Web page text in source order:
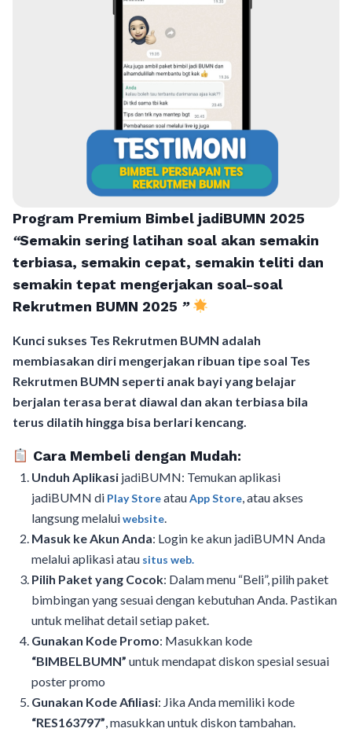
Program Premium Bimbel jadiBUMN 2025
“Semakin sering latihan soal akan semakin
terbiasa, semakin cepat, semakin teliti dan
semakin tepat mengerjakan soal-soal
Rekrutmen BUMN 2025 ”
Kunci sukses Tes Rekrutmen BUMN adalah
membiasakan diri mengerjakan ribuan tipe soal Tes
Rekrutmen BUMN seperti anak bayi yang belajar
berjalan terasa berat diawal dan akan terbiasa bila
terus dilatih hingga bisa berlari kencang.
Cara Membeli dengan Mudah:
Unduh Aplikasi jadiBUMN: Temukan aplikasi
jadiBUMN di Play StoreatauApp Store, atau akses
langsung melaluiwebsite.
Masuk ke Akun Anda: Login ke akun jadiBUMN Anda
melalui aplikasi atau situs web.
Pilih Paket yang Cocok: Dalam menu “Beli”, pilih paket
bimbingan yang sesuai dengan kebutuhan Anda. Pastikan
untuk melihat detail setiap paket.
Gunakan Kode Promo: Masukkan kode
“BIMBELBUMN” untuk mendapat diskon spesial sesuai
poster promo
Gunakan Kode Afiliasi: Jika Anda memiliki kode
“RES163797”, masukkan untuk diskon tambahan.